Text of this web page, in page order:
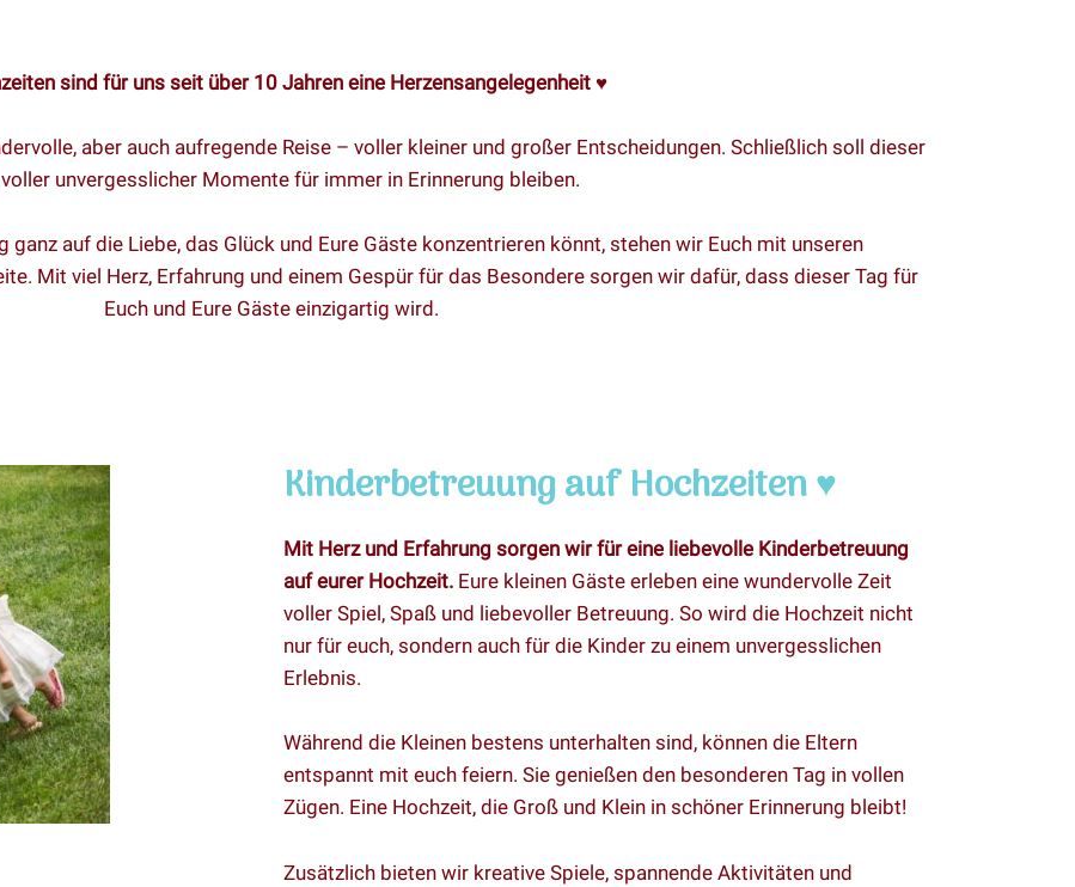
sind für uns seit über 10 Jahren eine Herzensangelegenheit♥
aber auch aufregende Reise – voller kleiner und großer Entscheidungen. Schließlich soll dieser
unvergesslicher Momente für immer in Erinnerung bleiben.
ganz auf die Liebe, das Glück und Eure Gäste konzentrieren könnt, stehen wir Euch mit unseren
Mit viel Herz, Erfahrung und einem Gespür für das Besondere sorgen wir dafür, dass dieser Tag für
Euch und Eure Gäste einzigartig wird.
Kinderbetreuung auf Hochzeiten ♥
Mit Herz und Erfahrung sorgen wir für eine liebevolle Kinderbetreuung
auf eurer Hochzeit. Eure kleinen Gäste erleben eine wundervolle Zeit
voller Spiel, Spaß und liebevoller Betreuung. So wird die Hochzeit nicht
nur für euch, sondern auch für die Kinder zu einem unvergesslichen
Erlebnis.
Während die Kleinen bestens unterhalten sind, können die Eltern
entspannt mit euch feiern. Sie genießen den besonderen Tag in vollen
Zügen. Eine Hochzeit, die Groß und Klein in schöner Erinnerung bleibt!
Zusätzlich bieten wir kreative Spiele, spannende Aktivitäten und